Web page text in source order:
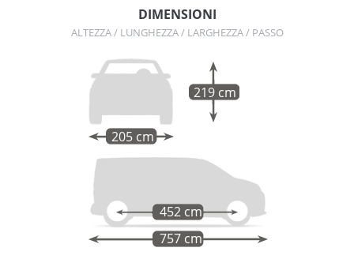
DIMENSIONI
ALTEZZA / LUNGHEZZA / LARGHEZZA / PASSO
205 cm
219 cm
757 cm
452 cm